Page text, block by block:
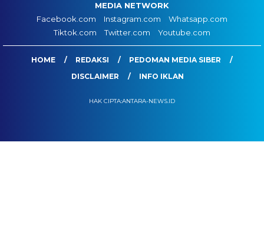
MEDIA NETWORK
Facebook.com
Instagram.com
Whatsapp.com
Tiktok.com
Twitter.com Youtube.com
HOME REDAKSI
PEDOMAN MEDIA SIBER
DISCLAIMER
INFO IKLAN
HAK CIPTA:ANTARA-NEWS.ID